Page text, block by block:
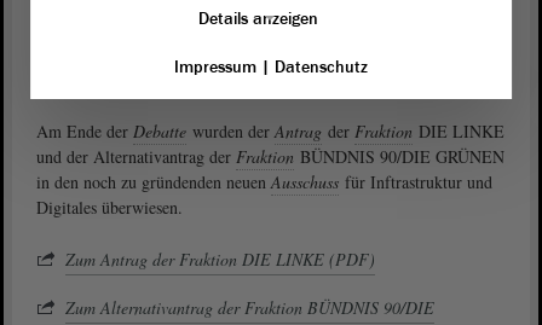
Interessenten bei der neuen Ausschreibung anders auftreten würden
als Abellio. Die alte Staatsbahn könne in jedem Fall nicht die
Lösung sein, sondern echter Wettbewerb für Netz und Schiene.
Am Ende der Debatte wurden derAntrag der Fraktion DIE LINKE
und der Alternativantrag der Fraktion BÜNDNIS 90/DIE GRÜNEN
in den noch zu gründenden neuenAusschuss für Inftrastruktur und
Digitales überwiesen.
Zum Antrag der Fraktion DIE LINKE (PDF)
Zum Alternativantrag der Fraktion BÜNDNIS 90/DIE
Details anzeigen
Impressum| Datenschutz